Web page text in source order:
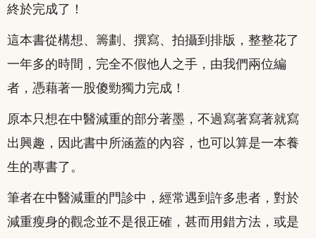
終於完成了！
這本書從構想、籌劃、撰寫、拍攝到排版，整整花了
一年多的時間，完全不假他人之手，由我們兩位編
者，憑藉著一股傻勁獨力完成！
原本只想在中醫減重的部分著墨，不過寫著寫著就寫
出興趣，因此書中所涵蓋的內容，也可以算是一本養
生的專書了。
筆者在中醫減重的門診中，經常遇到許多患者，對於
減重瘦身的觀念並不是很正確，甚而用錯方法，或是